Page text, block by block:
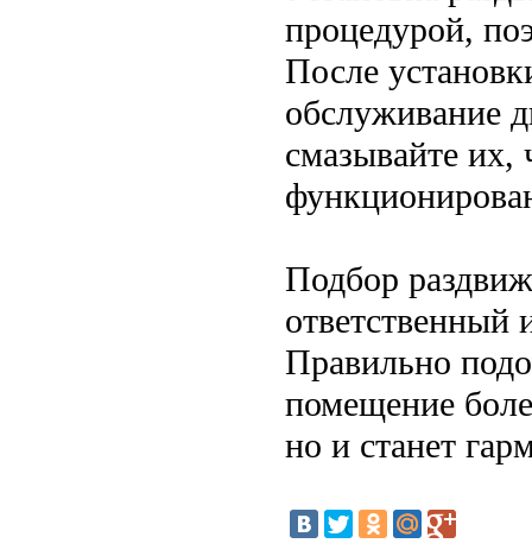
процедурой,
После
обслуживание
смазывайте их,
Подбор
ответственный
Правильно
помещение
но и станет